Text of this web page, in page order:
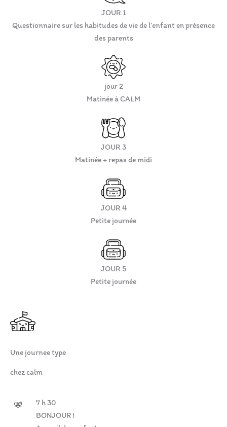
JOUR 1
Questionnaire sur les habitudes de vie de l’enfant en présence
des parents
jour 2
Matinée à CALM
JOUR 3
Matinée + repas de midi
JOUR 4
Petite journée
JOUR 5
Petite journée
Une journee type
chez calm
7 h 30
BONJOUR !